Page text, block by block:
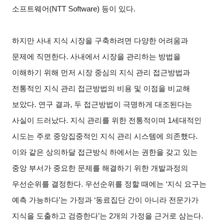
소프트웨어(NTT Software) 등이 있다.
하지만 사내 지식 시장을 구축하려면 다양한 어려움과
문제에 직면한다. 사내에서 시장을 관리하는 방법을
이해하기 위해 먼저 시장 중심의 지식 관리 접근방법과
전통적인 지식 관리 접근방법의 비용 및 이점을 비교해
보았다. 연구 결과, 두 접근방법이 극명하게 대조된다는
사실이 드러났다. 지식 관리를 위한 전통적이며 1세대적인
시도는 주로 중앙집중적인 지식 관리 시스템에 의존했다.
이와 같은 상의하달 접근방식 하에서는 권한을 갖고 있는
중앙 부서가 중요한 문제를 해결하기 위한 개발과정의
우선순위를 결정한다. 우선순위를 정할 때에는 ‘지식 요구는
예측 가능하다’는 가정과 ‘동료집단 간이 아니라 전문가가
지식을 도출하고 검증한다’는 2개의 가정을 근거로 삼는다.